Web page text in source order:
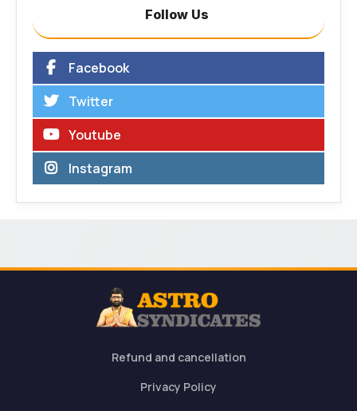
Follow Us
Facebook
Twitter
Youtube
Instagram
Refund and cancellation
Privacy Policy